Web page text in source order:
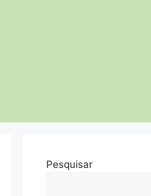
Pesquisar